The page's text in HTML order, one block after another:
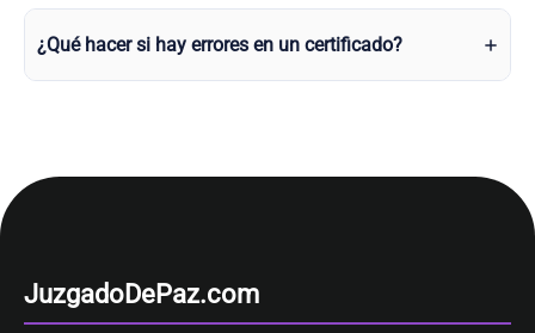
¿Qué hacer si hay errores en un certificado?
JuzgadoDePaz.com